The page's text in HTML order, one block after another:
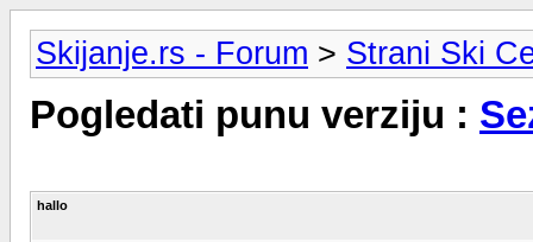
Skijanje.rs - Forum > Strani Ski
Pogledati punu verziju :
hallo